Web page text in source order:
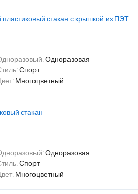
стакан с крышкой из ПЭТ
Одноразовая
Спорт
Многоцветный
стакан
Одноразовая
Спорт
Многоцветный